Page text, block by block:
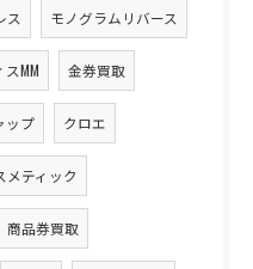
ス モノグラムリバース
MM 金券買取
ップ クロエ
メティック
商品券買取